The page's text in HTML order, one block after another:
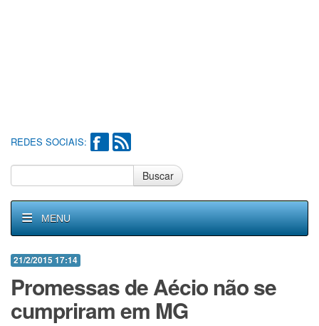
REDES SOCIAIS:
Buscar
MENU
21/2/2015 17:14
Promessas de Aécio não se
cumpriram em MG